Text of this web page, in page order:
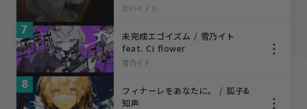
⌘ハイノミ
7
未完成エゴイズム / 雪乃イト
feat. Ci flower
雪乃イト
8
フィナーレをあなたに。 / 狐子&
知声